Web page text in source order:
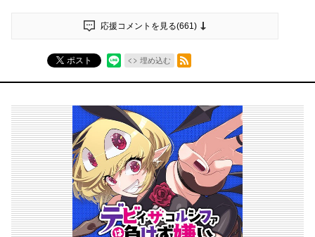
応援コメントを見る(661)
ポスト 埋め込む
RSSフィード